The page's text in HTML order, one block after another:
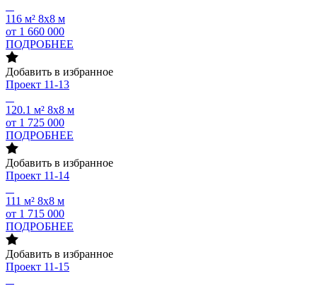
116 м² 8х8 м
от 1 660 000
ПОДРОБНЕЕ
Добавить в избранное
Проект 11-13
120.1 м² 8х8 м
от 1 725 000
ПОДРОБНЕЕ
Добавить в избранное
Проект 11-14
111 м² 8х8 м
от 1 715 000
ПОДРОБНЕЕ
Добавить в избранное
Проект 11-15